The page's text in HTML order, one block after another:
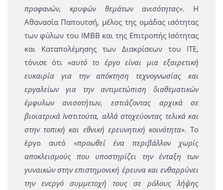
προφανών, κρυφών θεμάτων ανισότητας». Η
Αθανασία Παπουτσή, μέλος της ομάδας ισότητας
των φύλων του ΙΜΒΒ και της Επιτροπής Ισότητας
και Καταπολέμησης των Διακρίσεων του ΙΤΕ,
τόνισε ότι «αυτό το έργο είναι μια εξαιρετική
ευκαιρία για την απόκτηση τεχνογνωσίας και
εργαλείων για την αντιμετώπιση διαθεματικών
έμφυλων ανισοτήτων, εστιάζοντας αρχικά σε
βιοϊατρικά Ινστιτούτα, αλλά στοχεύοντας τελικά και
στην τοπική και εθνική ερευνητική κοινότητα». Το
έργο αυτό «προωθεί ένα περιβάλλον χωρίς
αποκλεισμούς που υποστηρίζει την ένταξη των
γυναικών στην επιστημονική έρευνα και ενθαρρύνει
την ενεργό συμμετοχή τους σε ρόλους λήψης